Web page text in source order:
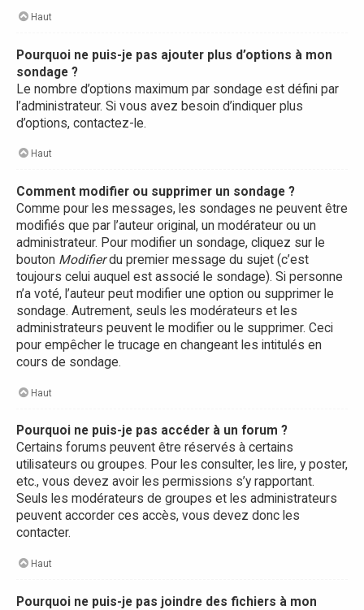
Haut
Pourquoi ne puis-je pas ajouter plus d’options à mon
sondage ?
Le nombre d’options maximum par sondage est défini par
l’administrateur. Si vous avez besoin d’indiquer plus
d’options, contactez-le.
Haut
Comment modifier ou supprimer un sondage ?
Comme pour les messages, les sondages ne peuvent être
modifiés que par l’auteur original, un modérateur ou un
administrateur. Pour modifier un sondage, cliquez sur le
bouton Modifierdu premier message du sujet (c’est
toujours celui auquel est associé le sondage). Si personne
n’a voté, l’auteur peut modifier une option ou supprimer le
sondage. Autrement, seuls les modérateurs et les
administrateurs peuvent le modifier ou le supprimer. Ceci
pour empêcher le trucage en changeant les intitulés en
cours de sondage.
Haut
Pourquoi ne puis-je pas accéder à un forum ?
Certains forums peuvent être réservés à certains
utilisateurs ou groupes. Pour les consulter, les lire, y poster,
etc., vous devez avoir les permissions s’y rapportant.
Seuls les modérateurs de groupes et les administrateurs
peuvent accorder ces accès, vous devez donc les
contacter.
Haut
Pourquoi ne puis-je pas joindre des fichiers à mon